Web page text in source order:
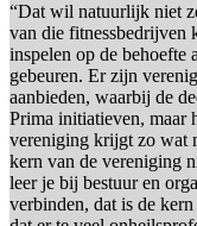
“Dat wil natuurlijk niet
van die fitnessbedrijven
inspelen op de behoefte
gebeuren. Er zijn
aanbieden, waarbij de
Prima initiatieven, maar
vereniging krijgt zo wat
kern van de vereniging
leer je bij bestuur en
verbinden, dat is de